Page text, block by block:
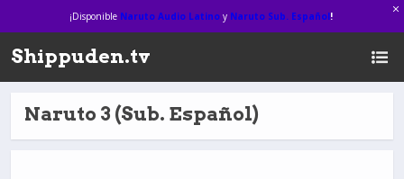
¡Disponible Naruto Audio Latinoy Naruto Sub. Español!
Shippuden.tv
Naruto 3 (Sub. Español)